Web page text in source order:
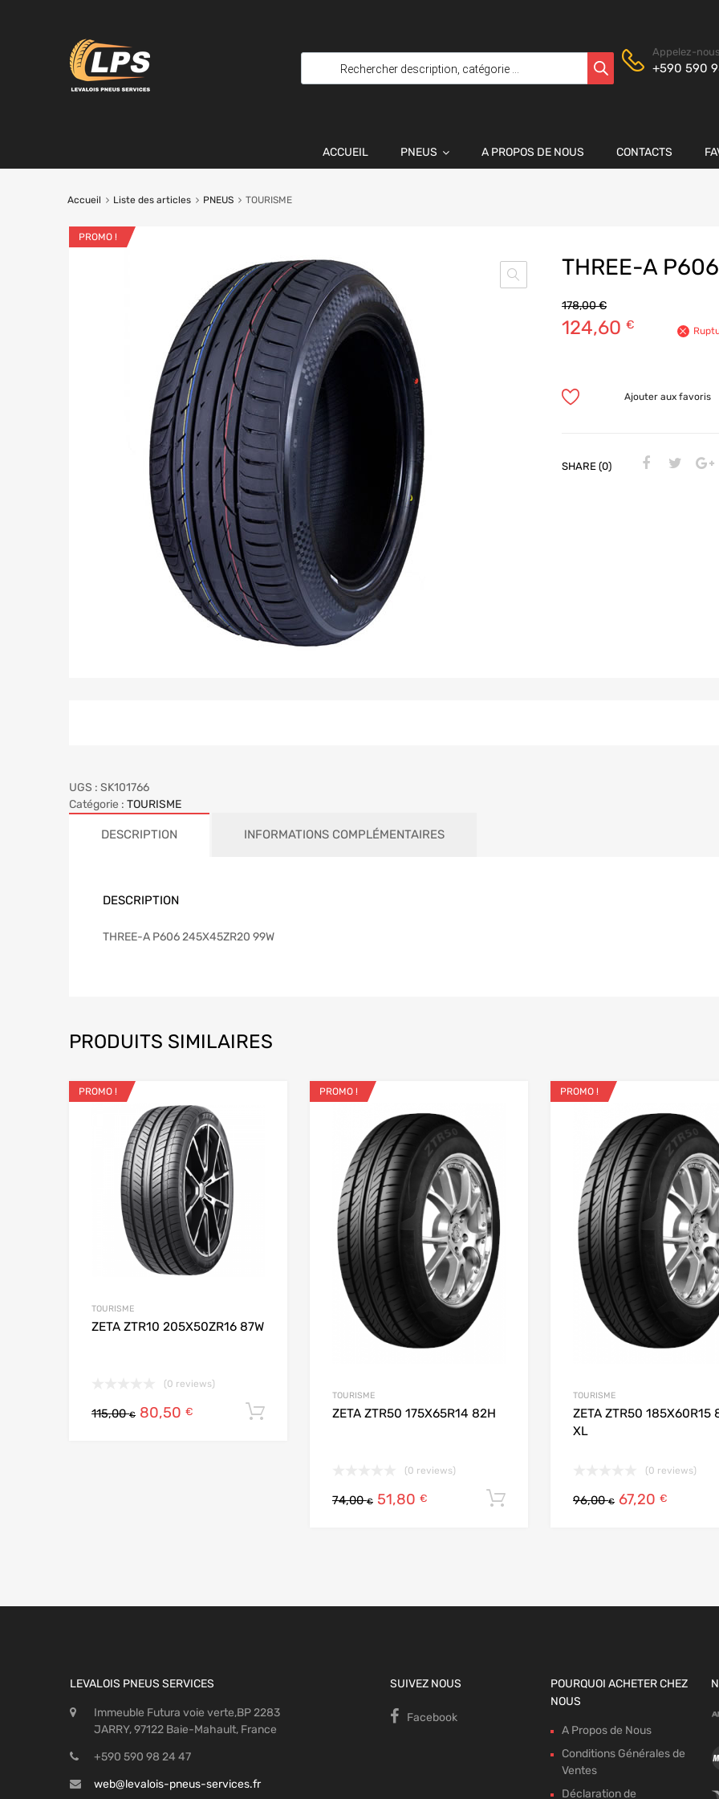
Appelez-
+590 590
ACCUEIL PNEUS A PROPOS DE NOUS CONTACTS
Accueil Liste des articles PNEUS TOURISME
PROMO !
THREE-A
178,00€
124,60 €
Ajouter aux favoris
SHARE (0)
UGS : SK101766
Catégorie : TOURISME
DESCRIPTION INFORMATIONS COMPLÉMENTAIRES
DESCRIPTION
THREE-A P606 245X45ZR20 99W
PRODUITS SIMILAIRES
PROMO !
Add to Compare
TOURISME
ZETA ZTR10 205X50ZR16 87W
(0 reviews)
115,00€ 80,50€ Ajouter au panier
PROMO !
Add to Compare
TOURISME
ZETA ZTR50 175X65R14 82H
(0 reviews)
74,00€ 51,80 € Ajouter au panier
PROMO !
TOURISME
ZETA ZTR50 185X60R15
XL
(0 reviews)
96,00€ 67,20 €
LEVALOIS PNEUS SERVICES
Immeuble Futura voie verte,BP 2283
JARRY, 97122 Baie-Mahault, France
+590 590 98 24 47
web@levalois-pneus-services.fr
SUIVEZ NOUS
Facebook
POURQUOI ACHETER CHEZ
NOUS
A Propos de Nous
Conditions Générales de
Ventes
Déclaration de